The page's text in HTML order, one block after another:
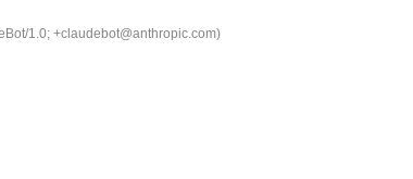
1.0; +claudebot@anthropic.com)